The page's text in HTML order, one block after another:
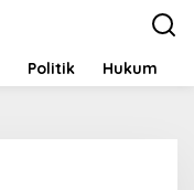
Politik Hukum